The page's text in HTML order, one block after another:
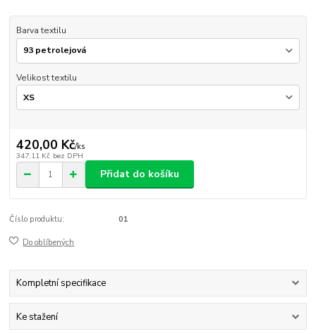
Barva textilu
Velikost textilu
420,00 Kč/ks
347,11 Kč bez DPH
Přidat do košíku
Číslo produktu: 01
Do oblíbených
Kompletní specifikace
Ke stažení